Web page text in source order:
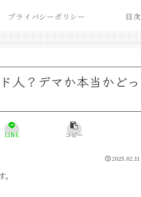
プライバシーポリシー 目次
人？デマか本当かどっ
LINE コピー
2025.02.11